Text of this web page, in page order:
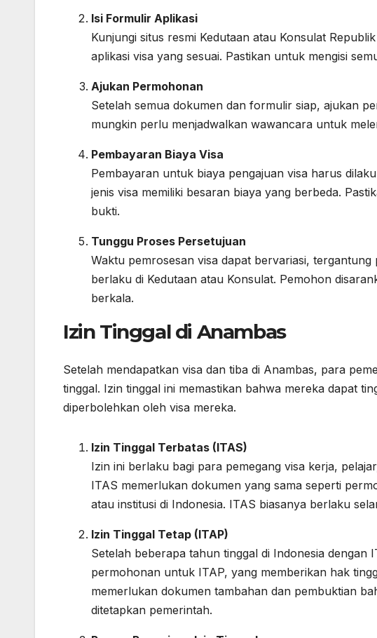
Isi Formulir Aplikasi
Kunjungi situs resmi Kedutaan atau Konsulat
aplikasi visa yang sesuai. Pastikan untuk mengisi
Ajukan Permohonan
Setelah semua dokumen dan formulir siap, ajukan
mungkin perlu menjadwalkan wawancara untuk
Pembayaran Biaya Visa
Pembayaran untuk biaya pengajuan visa harus
jenis visa memiliki besaran biaya yang berbeda.
bukti.
Tunggu Proses Persetujuan
Waktu pemrosesan visa dapat bervariasi,
berlaku di Kedutaan atau Konsulat. Pemohon
berkala.
Izin Tinggal di Anambas
Setelah mendapatkan visa dan tiba di Anambas, para
tinggal. Izin tinggal ini memastikan bahwa mereka dapat
diperbolehkan oleh visa mereka.
Izin Tinggal Terbatas (ITAS)
Izin ini berlaku bagi para pemegang visa kerja,
ITAS memerlukan dokumen yang sama seperti
atau institusi di Indonesia. ITAS biasanya berlaku
Izin Tinggal Tetap (ITAP)
Setelah beberapa tahun tinggal di Indonesia dengan
permohonan untuk ITAP, yang memberikan hak
memerlukan dokumen tambahan dan pembuktian
ditetapkan pemerintah.